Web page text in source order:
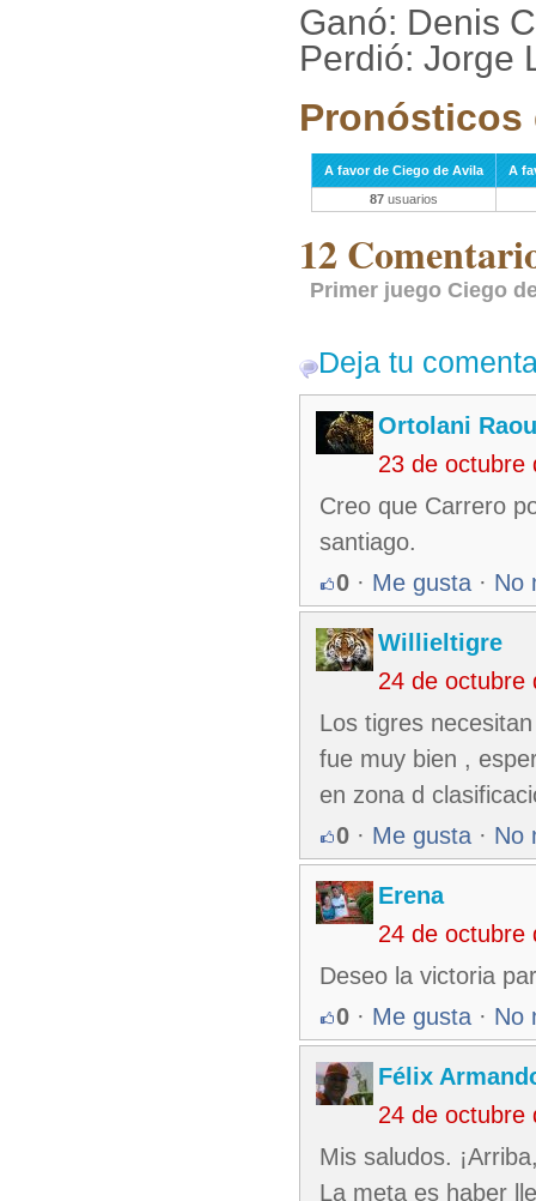
Ganó: Denis
Perdió: Jorge
Pronósticos
A favor de Ciego de Avila
A
87 usuarios
12
Primer juego Ciego
Deja tu
Ortolani
23 de octubre
Creo que Carrero
santiago.
0 · Me gusta · No
Willieltigre
24 de octubre
Los tigres
fue muy bien ,
en zona d
0 · Me gusta · No
Erena
24 de octubre
Deseo la victoria
0 · Me gusta · No
Félix
24 de octubre
Mis saludos.
La meta es haber